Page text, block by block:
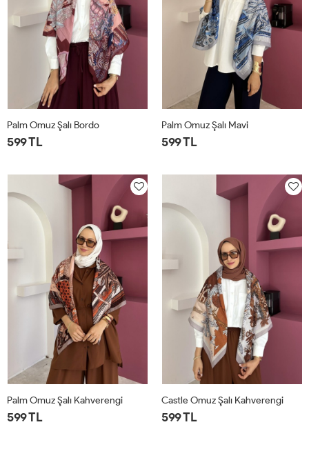
Palm Omuz Şalı Bordo
599 TL
Palm Omuz Şalı Mavi
599 TL
Palm Omuz Şalı Kahverengi
599 TL
Castle Omuz Şalı Kahverengi
599 TL